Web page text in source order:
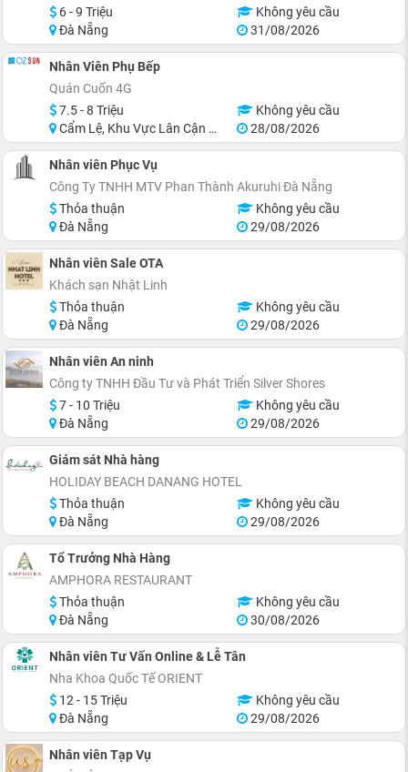
6 - 9 Triệu
Không yêu cầu
Đà Nẵng
31/08/2026
Nhân Viên Phụ Bếp
Quán Cuốn 4G
7.5 - 8 Triệu
Không yêu cầu
Cẩm Lệ, Khu Vực Lân Cận Đà Nẵng
28/08/2026
Nhân viên Phục Vụ
Công Ty TNHH MTV Phan Thành Akuruhi Ðà Nẵng
Thỏa thuận
Không yêu cầu
Đà Nẵng
29/08/2026
Nhân viên Sale OTA
Khách sạn Nhật Linh
Thỏa thuận
Không yêu cầu
Đà Nẵng
29/08/2026
Nhân viên An ninh
Công ty TNHH Đầu Tư và Phát Triển Silver Shores
7 - 10 Triệu
Không yêu cầu
Đà Nẵng
29/08/2026
Giám sát Nhà hàng
HOLIDAY BEACH DANANG HOTEL
Thỏa thuận
Không yêu cầu
Đà Nẵng
29/08/2026
Tổ Trưởng Nhà Hàng
AMPHORA RESTAURANT
Thỏa thuận
Không yêu cầu
Đà Nẵng
30/08/2026
Nhân viên Tư Vấn Online & Lễ Tân
Nha Khoa Quốc Tế ORIENT
12 - 15 Triệu
Không yêu cầu
Đà Nẵng
29/08/2026
Nhân viên Tạp Vụ